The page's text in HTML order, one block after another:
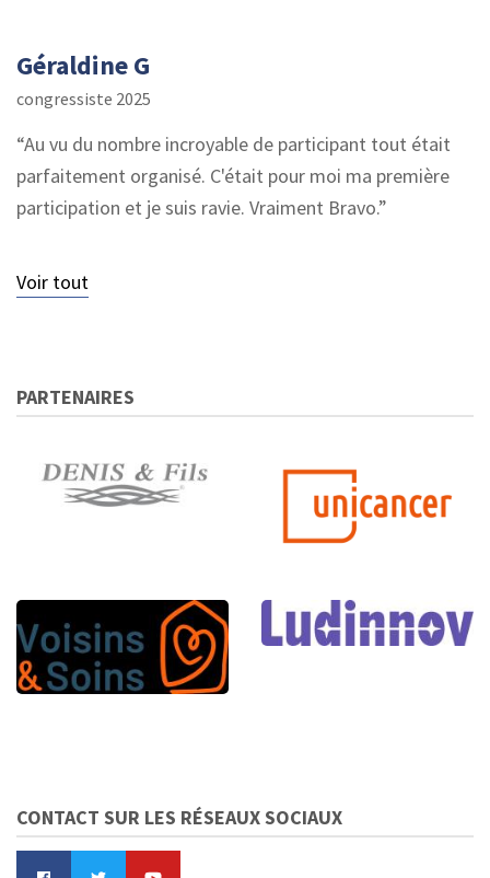
Géraldine G
congressiste 2025
Au vu du nombre incroyable de participant tout était
parfaitement organisé. C'était pour moi ma première
participation et je suis ravie. Vraiment Bravo.
Voir tout
PARTENAIRES
CONTACT SUR LES RÉSEAUX SOCIAUX